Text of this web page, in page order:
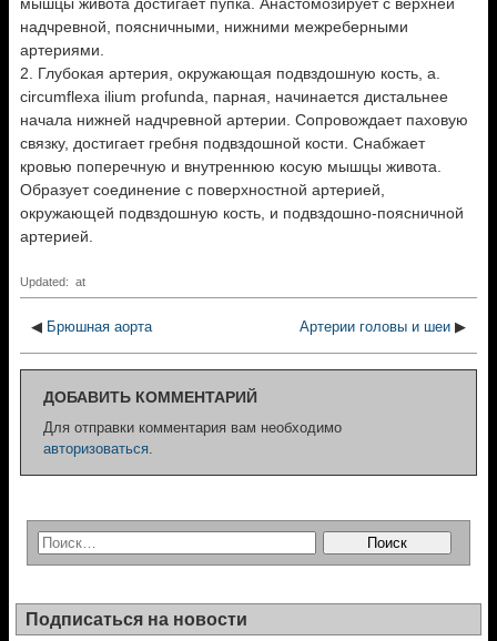
надчревной, поясничными, нижними межреберными
артериями.
2. Глубокая артерия, окружающая подвздошную кость, a.
circumflexa ilium profunda, парная, начинается дистальнее
начала нижней надчревной артерии. Сопровождает паховую
связку, достигает гребня подвздошной кости. Снабжает
кровью поперечную и внутреннюю косую мышцы живота.
Образует соединение с поверхностной артерией,
окружающей подвздошную кость, и подвздошно-поясничной
артерией.
Updated: at
◀ Брюшная аорта Артерии головы и шеи ▶
ДОБАВИТЬ КОММЕНТАРИЙ
Для отправки комментария вам необходимо
авторизоваться.
Подписаться на новости